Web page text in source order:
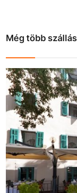
Még több szállás